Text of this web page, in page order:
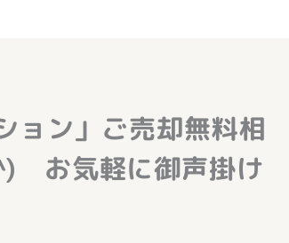
ン」ご売却無料相
お気軽に御声掛け